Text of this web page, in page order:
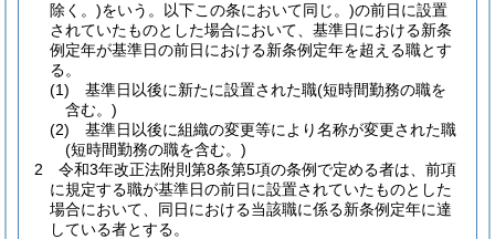
除く。)をいう。以下この条において同じ。)の前日に設置
されていたものとした場合において、基準日における新条
例定年が基準日の前日における新条例定年を超える職とす
る。
(1)
基準日以後に新たに設置された職(短時間勤務の職を
含む。)
(2)
基準日以後に組織の変更等により名称が変更された職
(短時間勤務の職を含む。)
2
令和3年改正法附則第8条第5項の条例で定める者は、前項
に規定する職が基準日の前日に設置されていたものとした
場合において、同日における当該職に係る新条例定年に達
している者とする。